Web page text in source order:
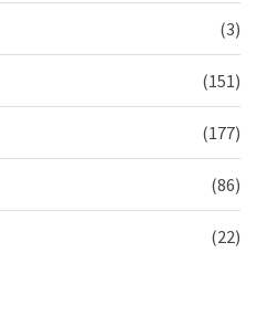
(3)
(151)
(177)
(86)
(22)